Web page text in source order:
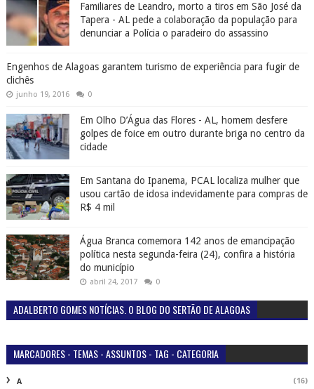
Familiares de Leandro, morto a tiros em São José da
Tapera - AL pede a colaboração da população para
denunciar a Polícia o paradeiro do assassino
Engenhos de Alagoas garantem turismo de experiência para fugir de
clichês
junho 19, 2016 0
Em Olho D’Água das Flores - AL, homem desfere
golpes de foice em outro durante briga no centro da
cidade
Em Santana do Ipanema, PCAL localiza mulher que
usou cartão de idosa indevidamente para compras de
R$ 4 mil
Água Branca comemora 142 anos de emancipação
política nesta segunda-feira (24), confira a história
do município
abril 24, 2017 0
ADALBERTO GOMES NOTÍCIAS. O BLOG DO SERTÃO DE ALAGOAS
MARCADORES - TEMAS - ASSUNTOS - TAG - CATEGORIA
A (16)